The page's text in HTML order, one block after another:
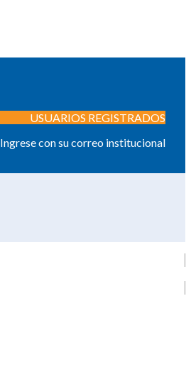
USUARIOS REGISTRADOS
Ingrese con su correo institucional